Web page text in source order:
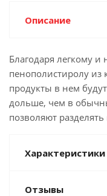
Описание
Благодаря легкому
пенополистиролу из
продукты в нем
дольше, чем в
позволяют
Характеристики
Отзывы